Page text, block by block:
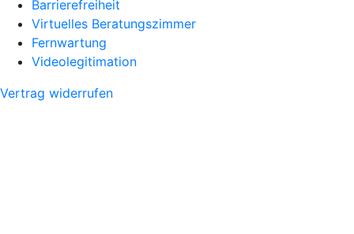
Barrierefreiheit
Virtuelles Beratungszimmer
Fernwartung
Videolegitimation
Vertrag widerrufen